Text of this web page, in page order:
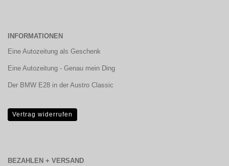
INFORMATIONEN
Eine Autozeitung als Geschenk
Eine Autozeitung - Genau mein Ding
Der BMW E28 in der Austro Classic
Vertrag widerrufen
BEZAHLEN + VERSAND